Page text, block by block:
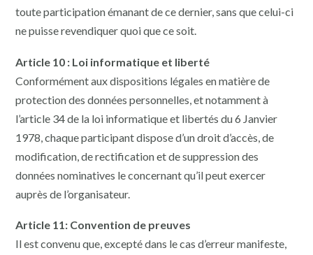
toute participation émanant de ce dernier, sans que celui-ci
ne puisse revendiquer quoi que ce soit.
Article 10 : Loi informatique et liberté
Conformément aux dispositions légales en matière de
protection des données personnelles, et notamment à
l’article 34 de la loi informatique et libertés du 6 Janvier
1978, chaque participant dispose d’un droit d’accès, de
modification, de rectification et de suppression des
données nominatives le concernant qu’il peut exercer
auprès de l’organisateur.
Article 11: Convention de preuves
Il est convenu que, excepté dans le cas d’erreur manifeste,